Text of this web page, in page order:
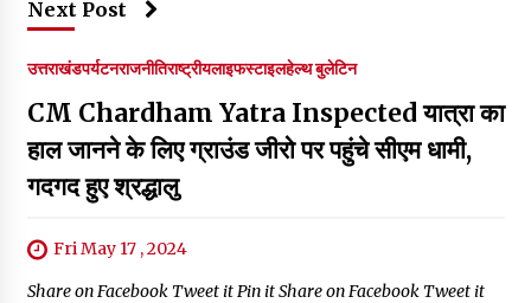
Next Post
उत्तराखंडपर्यटनराजनीतिराष्ट्रीयलाइफस्टाइलहेल्थ बुलेटिन
CM Chardham Yatra Inspected यात्रा का
हाल जानने के लिए ग्राउंड जीरो पर पहुंचे सीएम धामी,
गदगद हुए श्रद्धालु
Fri May 17 , 2024
Share on Facebook Tweet it Pin it Share on Facebook Tweet it